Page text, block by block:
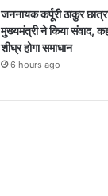
जननायक कर्पूरी ठाकुर
मुख्यमंत्री ने किया संवाद,
शीघ्र होगा समाधान
6 hours ago